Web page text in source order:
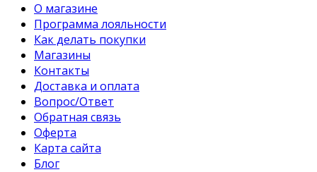
О магазине
Программа лояльности
Как делать покупки
Магазины
Контакты
Доставка и оплата
Вопрос/Ответ
Обратная связь
Оферта
Карта сайта
Блог